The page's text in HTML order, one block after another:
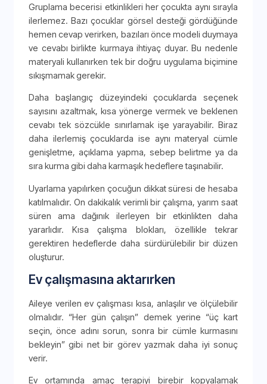
Gruplama becerisi etkinlikleri her çocukta aynı sırayla
ilerlemez. Bazı çocuklar görsel desteği gördüğünde
hemen cevap verirken, bazıları önce modeli duymaya
ve cevabı birlikte kurmaya ihtiyaç duyar. Bu nedenle
materyali kullanırken tek bir doğru uygulama biçimine
sıkışmamak gerekir.
Daha başlangıç düzeyindeki çocuklarda seçenek
sayısını azaltmak, kısa yönerge vermek ve beklenen
cevabı tek sözcükle sınırlamak işe yarayabilir. Biraz
daha ilerlemiş çocuklarda ise aynı materyal cümle
genişletme, açıklama yapma, sebep belirtme ya da
sıra kurma gibi daha karmaşık hedeflere taşınabilir.
Uyarlama yapılırken çocuğun dikkat süresi de hesaba
katılmalıdır. On dakikalık verimli bir çalışma, yarım saat
süren ama dağınık ilerleyen bir etkinlikten daha
yararlıdır. Kısa çalışma blokları, özellikle tekrar
gerektiren hedeflerde daha sürdürülebilir bir düzen
oluşturur.
Ev çalışmasına aktarırken
Aileye verilen ev çalışması kısa, anlaşılır ve ölçülebilir
olmalıdır. “Her gün çalışın” demek yerine “üç kart
seçin, önce adını sorun, sonra bir cümle kurmasını
bekleyin” gibi net bir görev yazmak daha iyi sonuç
verir.
Ev ortamında amaç terapiyi birebir kopyalamak